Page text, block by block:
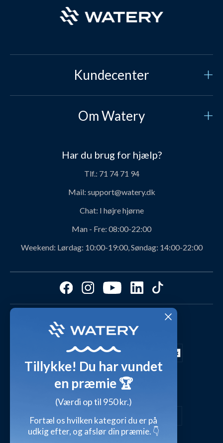
Kundecenter
Kontakt os
Retur og ombytning
Rabatkoder
Produktanbefalinger fra Watery
Størrelsesguides
Cookies & præferencer
Video studio
Shop outfits fra kunder
Inspirationsunivers
Giv et gavekort
Om Watery
Vores historie
Personerne bag Watery
Svømmeklub-aftaler
Affiliate program
Fordele hos Watery
Kundeanmeldelser
FAQ - Mest stillede spørgsmål
Presse
Waterylife - Guides fra eksperter (Blog)
Handelsbetingelser
Har du brug for hjælp?
Tlf.: 71 74 71 94
Mail: support@watery.dk
Chat: I højre hjørne
Man - Fre: 08:00-22:00
Weekend: Lørdag: 10:00-19:00, Søndag: 14:00-22:00
Dag-til-dag levering med
Sikker betaling med
Tillykke! Du har vundet
en præmie 🏆
(Værdi op til 950 kr.)
Fortæl os hvilken kategori du er på
udkig efter, og afslør din præmie. 👇